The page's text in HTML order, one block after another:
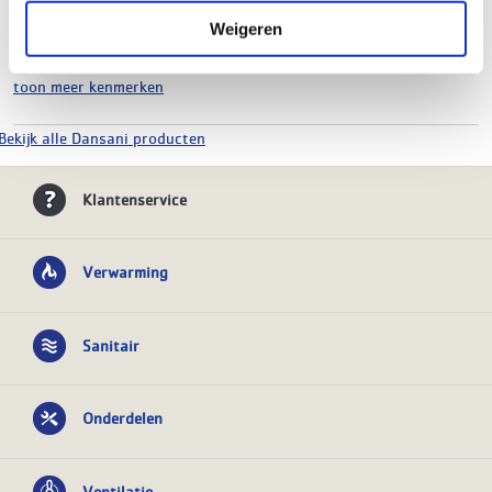
Weigeren
Diepte
450 mm
toon meer kenmerken
alle Dansani producten
Klantenservice
Verwarming
Sanitair
Onderdelen